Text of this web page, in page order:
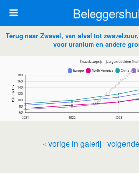
Terug naar Zwavel, van afval tot
voor uranium en andere
« vorige in galerij